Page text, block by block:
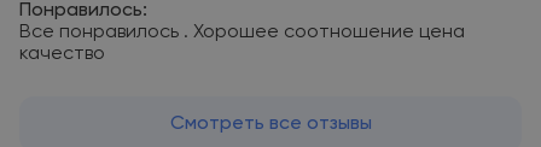
Понравилось:
Все понравилось . Хорошее соотношение цена
качество
Смотреть все отзывы